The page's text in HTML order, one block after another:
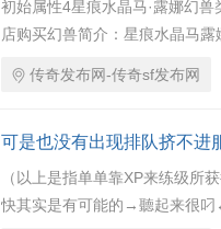
初始属性4星痕水晶马·露娜幻
店购买幻兽简介：星痕水晶马
传奇发布网-传奇sf发布网
可是也没有出现排队挤不进
（以上是指单单靠XP来练级所
快其实是有可能的→聽起来很